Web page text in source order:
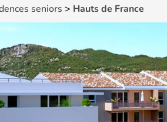
seniors > Hauts de France